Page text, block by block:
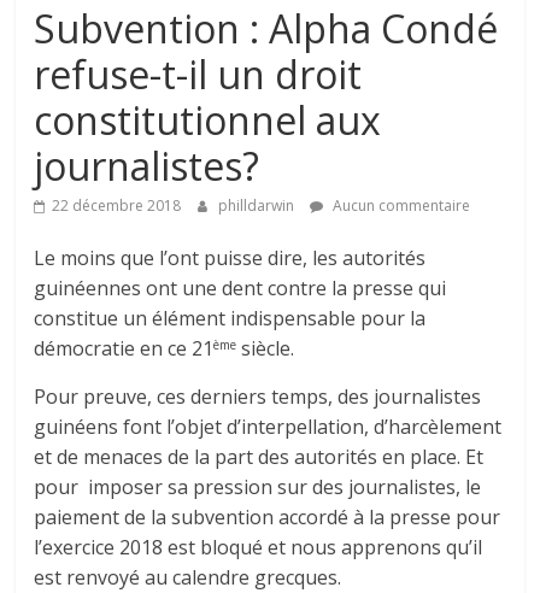
Subvention : Alpha Condé
refuse-t-il un droit
constitutionnel aux
journalistes?
22 décembre 2018 philldarwin Aucun commentaire
Le moins que l’ont puisse dire, les autorités
guinéennes ont une dent contre la presse qui
constitue un élément indispensable pour la
démocratie en ce 21ème siècle.
Pour preuve, ces derniers temps, des journalistes
guinéens font l’objet d’interpellation, d’harcèlement
et de menaces de la part des autorités en place. Et
pour imposer sa pression sur des journalistes, le
paiement de la subvention accordé à la presse pour
l’exercice 2018 est bloqué et nous apprenons qu’il
est renvoyé au calendre grecques.